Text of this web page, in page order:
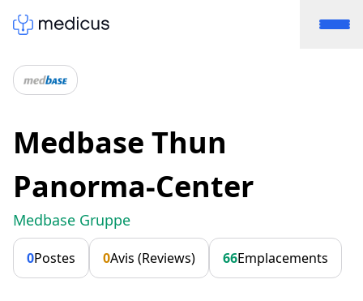
Medbase Thun
Panorma-Center
Medbase Gruppe
0Postes 0Avis (Reviews) 66Emplacements